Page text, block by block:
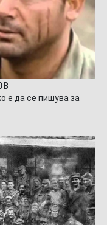
е да се пишува за